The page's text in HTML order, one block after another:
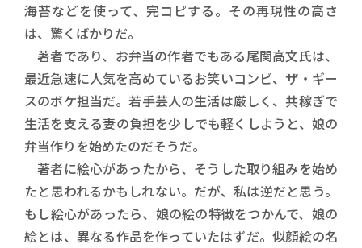
海苔などを使って、完コピする。その再現性の高さ
は、驚くばかりだ。
著者であり、お弁当の作者でもある尾関高文氏は、
最近急速に人気を高めているお笑いコンビ、ザ・ギー
スのボケ担当だ。若手芸人の生活は厳しく、共稼ぎで
生活を支える妻の負担を少しでも軽くしようと、娘の
弁当作りを始めたのだそうだ。
著者に絵心があったから、そうした取り組みを始め
たと思われるかもしれない。だが、私は逆だと思う。
もし絵心があったら、娘の絵の特徴をつかんで、娘の
絵とは、異なる作品を作っていたはずだ。似顔絵の名